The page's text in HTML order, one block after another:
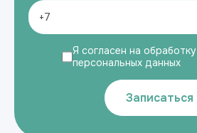
Я согласен на обработку
персональных данных
Записаться